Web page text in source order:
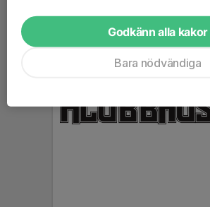
Godkänn alla kakor
Bara nödvändiga